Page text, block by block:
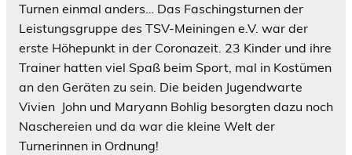
Turnen einmal anders… Das Faschingsturnen der
Leistungsgruppe des TSV-Meiningen e.V. war der
erste Höhepunkt in der Coronazeit. 23 Kinder und ihre
Trainer hatten viel Spaß beim Sport, mal in Kostümen
an den Geräten zu sein. Die beiden Jugendwarte
Vivien John und Maryann Bohlig besorgten dazu noch
Naschereien und da war die kleine Welt der
Turnerinnen in Ordnung!